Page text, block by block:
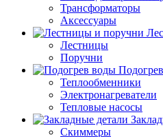
Трансформаторы
Аксессуары
Лестницы
Поручни
Теплообменники
Электронагреватели
Тепловые насосы
Скиммеры